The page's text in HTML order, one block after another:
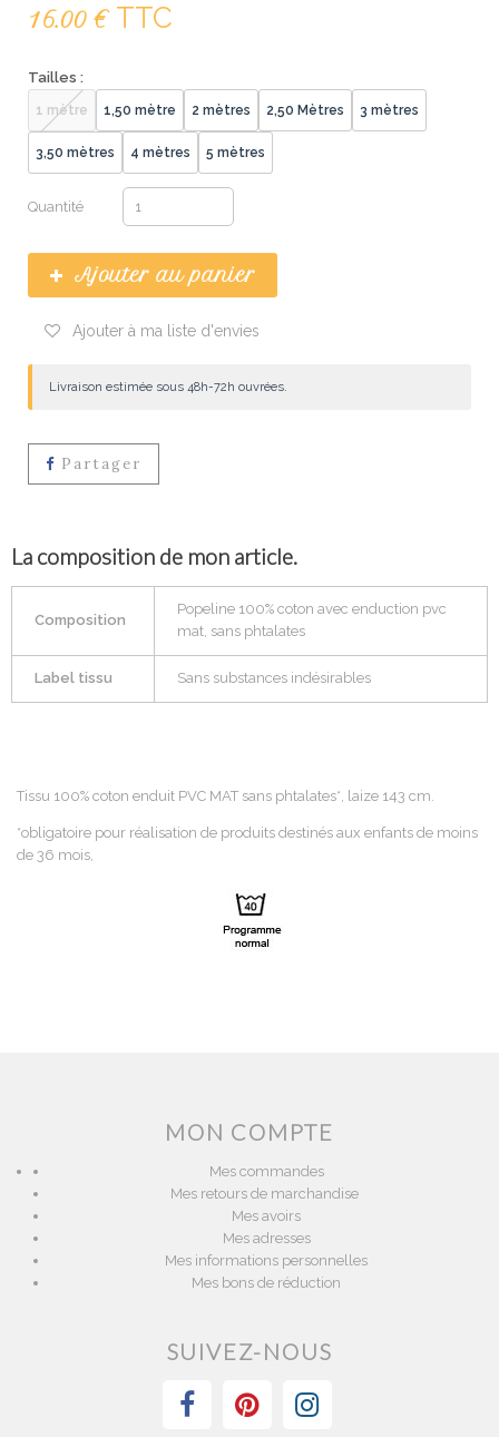
16.00 €TTC
Tailles :
1 mètre 1,50 mètre 2 mètres 2,50 Mètres 3 mètres
3,50 mètres 4 mètres 5 mètres
Quantité
Ajouter au panier
Ajouter à ma liste d'envies
Livraison estimée sous 48h-72h ouvrées.
Partager
La composition de mon article.
Composition
Popeline 100% coton avec enduction pvc
mat, sans phtalates
Label tissu Sans substances indésirables
Tissu 100% coton enduit PVC MAT sans phtalates*, laize 143 cm.
*obligatoire pour réalisation de produits destinés aux enfants de moins
de 36 mois,
MON COMPTE
Mes commandes
Mes retours de marchandise
Mes avoirs
Mes adresses
Mes informations personnelles
Mes bons de réduction
SUIVEZ-NOUS